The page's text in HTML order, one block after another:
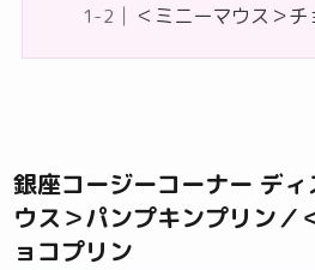
＜ミニーマウス＞チ
銀座コージーコーナー デ
ウス＞パンプキンプリン／
ョコプリン